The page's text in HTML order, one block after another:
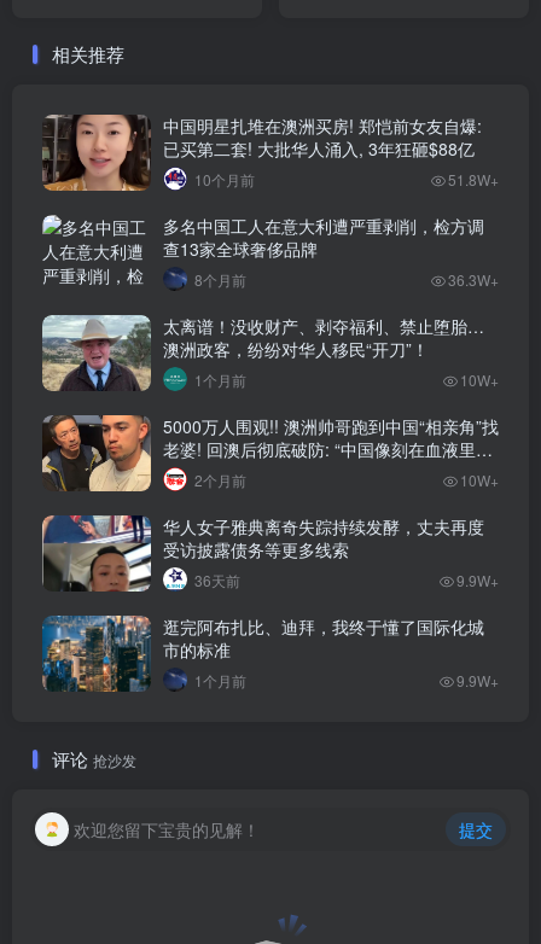
相关推荐
中国明星扎堆在澳洲买房! 郑恺前女友自爆:
已买第二套! 大批华人涌入, 3年狂砸$88亿
10个月前 51.8W+
多名中国工人在意大利遭严重剥削，检方调
查13家全球奢侈品牌
8个月前 36.3W+
太离谱！没收财产、剥夺福利、禁止堕胎…
澳洲政客，纷纷对华人移民“开刀”！
1个月前 10W+
5000万人围观!! 澳洲帅哥跑到中国“相亲角”找
老婆! 回澳后彻底破防: “中国像刻在血液里的
家”! 全网疯狂热议…
2个月前 10W+
华人女子雅典离奇失踪持续发酵，丈夫再度
受访披露债务等更多线索
36天前 9.9W+
逛完阿布扎比、迪拜，我终于懂了国际化城
市的标准
1个月前 9.9W+
评论 抢沙发
欢迎您留下宝贵的见解！ 提交